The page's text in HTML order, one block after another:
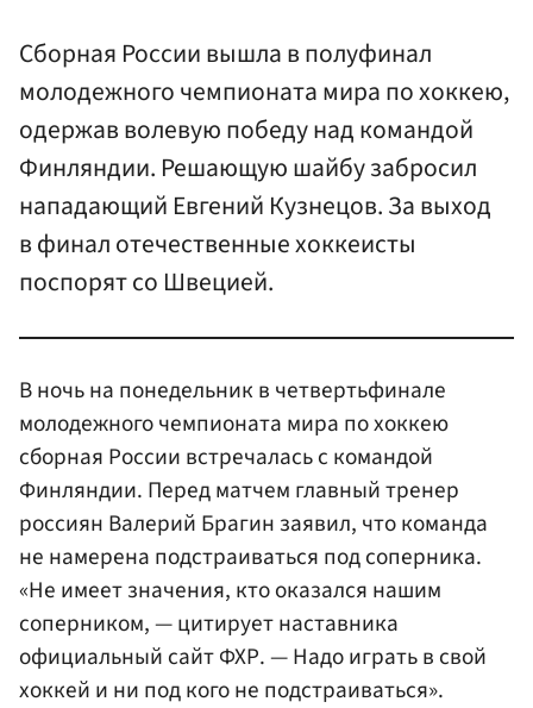
Сборная России вышла в полуфинал
молодежного чемпионата мира по хоккею,
одержав волевую победу над командой
Финляндии. Решающую шайбу забросил
нападающий Евгений Кузнецов. За выход
в финал отечественные хоккеисты
поспорят со Швецией.
В ночь на понедельник в четвертьфинале
молодежного чемпионата мира по хоккею
сборная России встречалась с командой
Финляндии. Перед матчем главный тренер
россиян Валерий Брагин заявил, что команда
не намерена подстраиваться под соперника.
«Не имеет значения, кто оказался нашим
соперником, — цитирует наставника
официальный сайт ФХР. — Надо играть в свой
хоккей и ни под кого не подстраиваться».